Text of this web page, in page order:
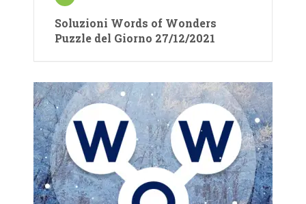
Soluzioni Words of Wonders
Puzzle del Giorno 27/12/2021